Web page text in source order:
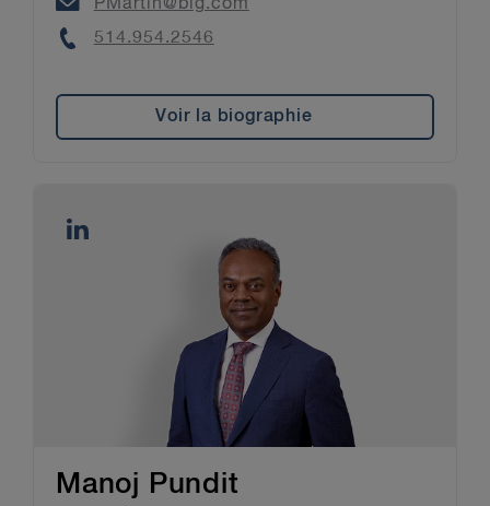
PMartin@blg.com
Phone
514.954.2546
Voir la biographie
Manoj Pundit